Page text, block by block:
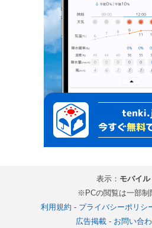
表示： モバイル
※PCの閲覧は一部制
利用規約 - プライバシーポリシ
広告掲載- お問い合